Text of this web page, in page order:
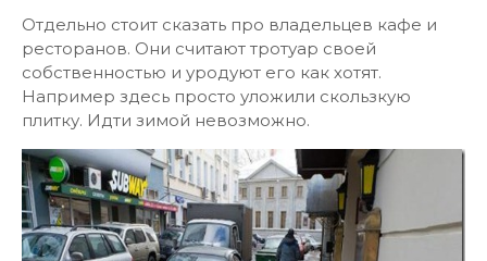
Отдельно стоит сказать про владельцев кафе и
ресторанов. Они считают тротуар своей
собственностью и уродуют его как хотят.
Например здесь просто уложили скользкую
плитку. Идти зимой невозможно.